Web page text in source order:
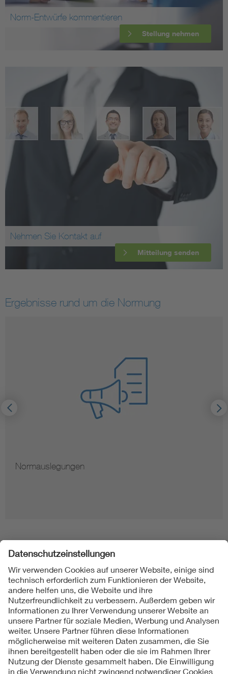
Norm-Entwürfe kommentieren
Stellung nehmen
Nehmen Sie Kontakt auf
Mitteilung senden
Ergebnisse rund um die Normung
Hinweise zur Vervielfältigung von Normen
Folgen Sie uns
Kontakt